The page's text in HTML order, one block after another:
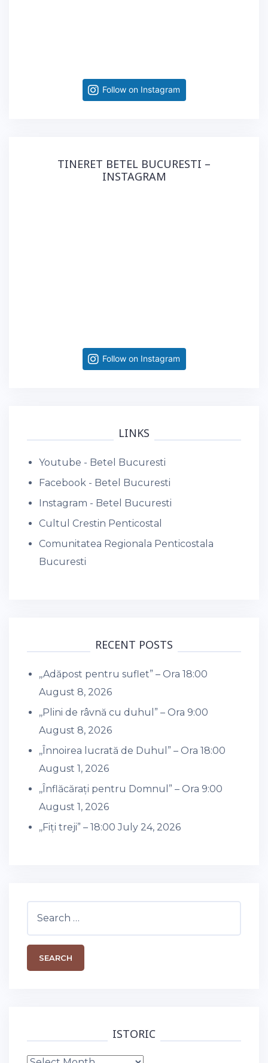
Follow on Instagram
TINERET BETEL BUCURESTI –
INSTAGRAM
Follow on Instagram
LINKS
Youtube - Betel Bucuresti
Facebook - Betel Bucuresti
Instagram - Betel Bucuresti
Cultul Crestin Penticostal
Comunitatea Regionala Penticostala
Bucuresti
RECENT POSTS
,,Adăpost pentru suflet” – Ora 18:00
August 8, 2026
,,Plini de râvnă cu duhul” – Ora 9:00
August 8, 2026
,,Înnoirea lucrată de Duhul” – Ora 18:00
August 1, 2026
,,Înflăcărați pentru Domnul” – Ora 9:00
August 1, 2026
,,Fiți treji” – 18:00 July 24, 2026
ISTORIC